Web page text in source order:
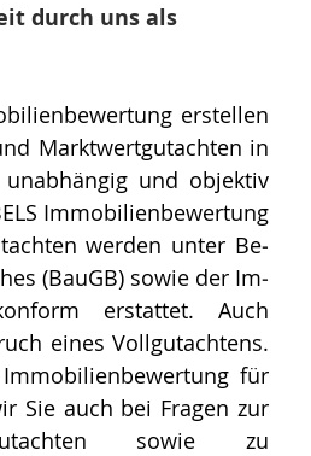
durch uns als
erstellen
und objektiv
Immobilienbewertung
werden unter Be­
(BauGB) sowie der Im­
erstattet. Auch
eines Vollgutachtens.
für
Sie auch bei Fragen zur
sowie zu